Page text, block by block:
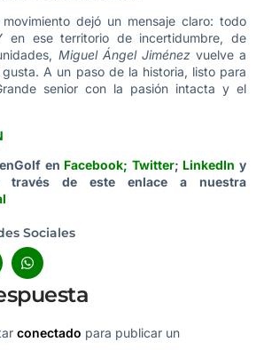
dejó un mensaje claro: todo
en ese territorio de incertidumbre, de
Miguel Ángel Jiménezvuelve a
A un paso de la historia, listo para
senior con la pasión intacta y el
en Facebook; Twitter; LinkedIn y
través de este enlace a nuestra
Sociales
conectado para publicar un